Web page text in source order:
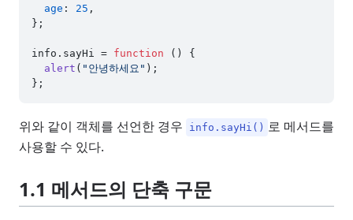
age : 25 ,
};
info. sayHi = function ( ) {
alert ( "안녕하세요" );
위와 같이 객체를 선언한 경우 info.sayHi() 로 메서드를
사용할 수 있다.
1.1 메서드의 단축 구문